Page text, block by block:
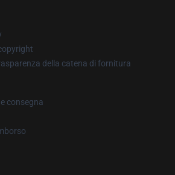
della catena di fornitura
consegna